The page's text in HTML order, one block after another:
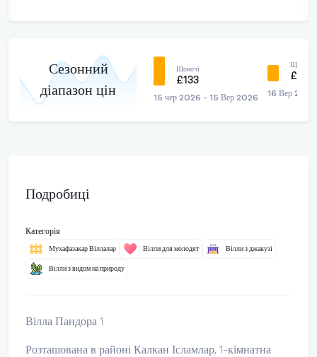
Сезонний
діапазон цін
Щоночі
£133
15 чер 2026 - 15 Вер 2026
Щоночі
£90
16 Вер
Подробиці
Категорія
Мухафазакар Віллалар Вілли для молодят Вілли з джакузі
Вілли з видом на природу
Вілла Пандора 1
Розташована в районі Калкан Ісламлар, 1-кімнатна